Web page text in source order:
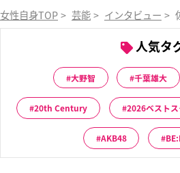
女性自身TOP > 芸能 > インタビュー >
人気タ
大野智 千葉雄大
20th Century 2026ベストス
AKB48